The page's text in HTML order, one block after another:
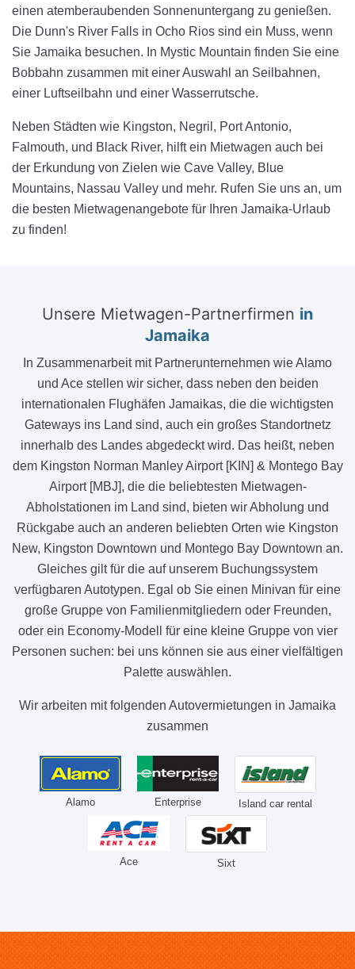
einen atemberaubenden Sonnenuntergang zu genießen.
Die Dunn's River Falls in Ocho Rios sind ein Muss, wenn
Sie Jamaika besuchen. In Mystic Mountain finden Sie eine
Bobbahn zusammen mit einer Auswahl an Seilbahnen,
einer Luftseilbahn und einer Wasserrutsche.
Neben Städten wie Kingston, Negril, Port Antonio,
Falmouth, und Black River, hilft ein Mietwagen auch bei
der Erkundung von Zielen wie Cave Valley, Blue
Mountains, Nassau Valley und mehr. Rufen Sie uns an, um
die besten Mietwagenangebote für Ihren Jamaika-Urlaub
zu finden!
Unsere Mietwagen-Partnerfirmen in
Jamaika
In Zusammenarbeit mit Partnerunternehmen wie Alamo
und Ace stellen wir sicher, dass neben den beiden
internationalen Flughäfen Jamaikas, die die wichtigsten
Gateways ins Land sind, auch ein großes Standortnetz
innerhalb des Landes abgedeckt wird. Das heißt, neben
dem Kingston Norman Manley Airport [KIN] & Montego Bay
Airport [MBJ], die die beliebtesten Mietwagen-
Abholstationen im Land sind, bieten wir Abholung und
Rückgabe auch an anderen beliebten Orten wie Kingston
New, Kingston Downtown und Montego Bay Downtown an.
Gleiches gilt für die auf unserem Buchungssystem
verfügbaren Autotypen. Egal ob Sie einen Minivan für eine
große Gruppe von Familienmitgliedern oder Freunden,
oder ein Economy-Modell für eine kleine Gruppe von vier
Personen suchen: bei uns können sie aus einer vielfältigen
Palette auswählen.
Wir arbeiten mit folgenden Autovermietungen in Jamaika
zusammen
Alamo Enterprise Island car rental
Ace Sixt